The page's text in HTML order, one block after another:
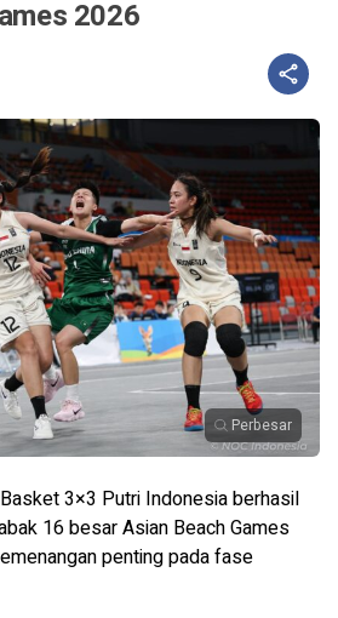
2026
Perbesar
3×3 Putri Indonesia berhasil
16 besar Asian Beach Games
penting pada fase